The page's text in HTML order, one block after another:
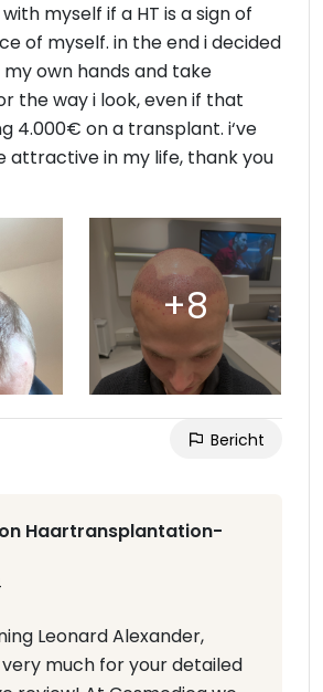
myself if a HT is a sign of
of myself. in the end i decided
own hands and take
the way i look, even if that
4.000€ on a transplant. i‘ve
attractive in my life, thank you
Bericht
Haartransplantation-
Leonard Alexander,
very much for your detailed